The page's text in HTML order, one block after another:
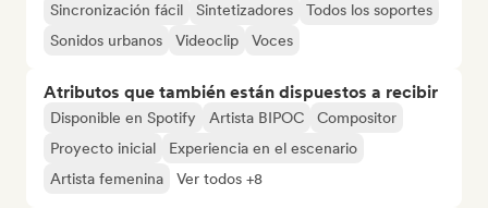
Sincronización fácil
Sintetizadores
Todos los soportes
Sonidos urbanos
Videoclip Voces
Atributos que también están dispuestos a recibir
Disponible en Spotify Artista BIPOC
Compositor
Proyecto inicial
Experiencia en el escenario
Artista femenina
Ver todos +8